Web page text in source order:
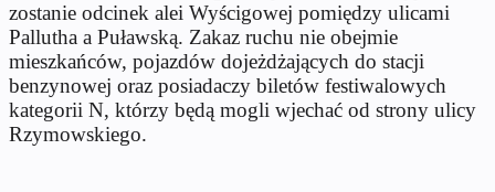
zostanie odcinek alei Wyścigowej pomiędzy ulicami
Pallutha a Puławską. Zakaz ruchu nie obejmie
mieszkańców, pojazdów dojeżdżających do stacji
benzynowej oraz posiadaczy biletów festiwalowych
kategorii N, którzy będą mogli wjechać od strony ulicy
Rzymowskiego.